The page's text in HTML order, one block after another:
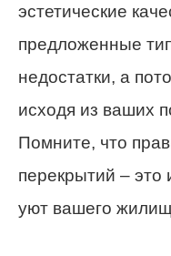
эстетические
предложенные
недостатки, а
исходя из ваших
Помните, что
перекрытий – это
уют вашего